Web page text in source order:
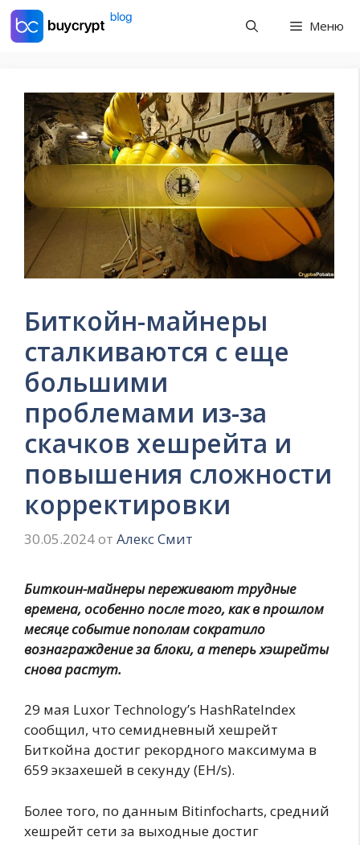
Перейти
Меню
Биткойн-майнеры
сталкиваются с еще
большими
проблемами из-за
скачков хешрейта и
повышения сложности
корректировки
30.05.2024от Алекс Смит
Биткоин-майнеры переживают трудные
времена, особенно после того, как в прошлом
месяце событие пополам сократило
вознаграждение за блоки, а теперь хэшрейты
снова растут.
29 мая Luxor Technology’s HashRateIndex
сообщил, что семидневный хешрейт
Биткойна достиг рекордного максимума в
659 экзахешей в секунду (EH/s).
Более того, по данным Bitinfocharts, средний
хешрейт сети за выходные достиг